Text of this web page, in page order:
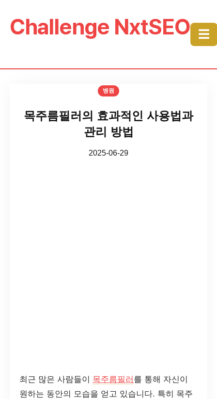
Challenge NxtSEO ☰
병원
목주름필러의 효과적인 사용법과
관리 방법
2025-06-29
최근 많은 사람들이 목주름필러 를 통해 자신이
원하는 동안의 모습을 얻고 있습니다. 특히 목주